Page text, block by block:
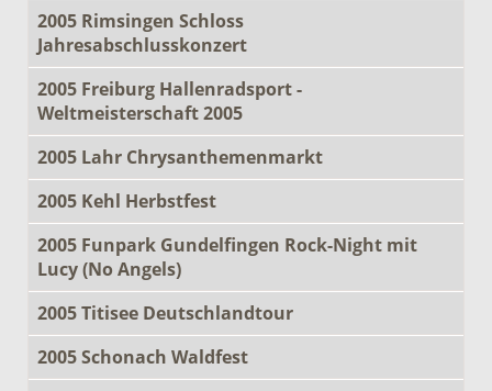
2005 Rimsingen Schloss
Jahresabschlusskonzert
2005 Freiburg Hallenradsport -
Weltmeisterschaft 2005
2005 Lahr Chrysanthemenmarkt
2005 Kehl Herbstfest
2005 Funpark Gundelfingen Rock-Night mit
Lucy (No Angels)
2005 Titisee Deutschlandtour
2005 Schonach Waldfest